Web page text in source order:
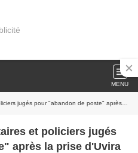
MENU
"abandon de poste" après la prise d'Uvira par l'AFC/M23
et policiers jugés
après la prise d'Uvira